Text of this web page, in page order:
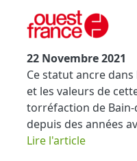
22 Novembre 2021
Ce statut ancre
et les valeurs de
torréfaction de
depuis des années
Lire l'article